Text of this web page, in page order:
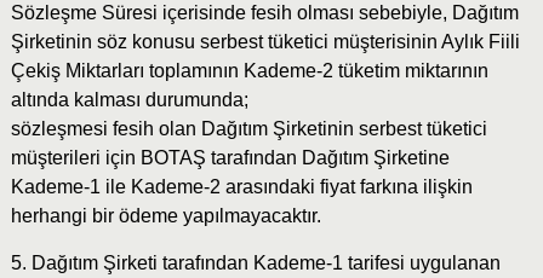
Sözleşme Süresi içerisinde fesih olması sebebiyle, Dağıtım
Şirketinin söz konusu serbest tüketici müşterisinin Aylık Fiili
Çekiş Miktarları toplamının Kademe-2 tüketim miktarının
altında kalması durumunda;
sözleşmesi fesih olan Dağıtım Şirketinin serbest tüketici
müşterileri için BOTAŞ tarafından Dağıtım Şirketine
Kademe-1 ile Kademe-2 arasındaki fiyat farkına ilişkin
herhangi bir ödeme yapılmayacaktır.
5. Dağıtım Şirketi tarafından Kademe-1 tarifesi uygulanan